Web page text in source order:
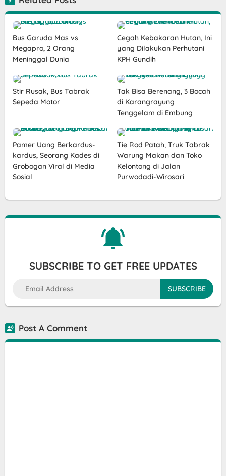
Bus Garuda Mas vs
Megapro, 2 Orang
Meninggal Dunia
Cegah Kebakaran Hutan, Ini
yang Dilakukan Perhutani
KPH Gundih
Stir Rusak, Bus Tabrak
Sepeda Motor
Tak Bisa Berenang, 3 Bocah
di Karangrayung
Tenggelam di Embung
Pamer Uang Berkardus-
kardus, Seorang Kades di
Grobogan Viral di Media
Sosial
Tie Rod Patah, Truk Tabrak
Warung Makan dan Toko
Kelontong di Jalan
Purwodadi-Wirosari
SUBSCRIBE TO GET FREE UPDATES
Post A Comment